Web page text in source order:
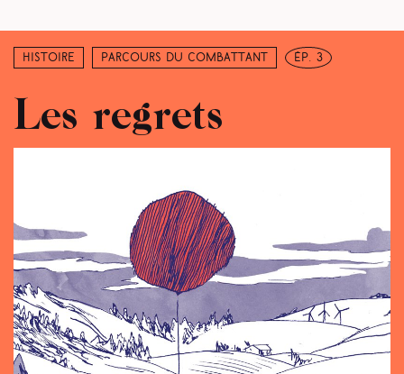
Histoire Parcours du combattant ép. 3
Les regrets